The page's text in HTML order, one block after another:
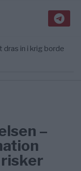
– Misstankar
Time to Save
dras in i krig borde
Time to Save
–